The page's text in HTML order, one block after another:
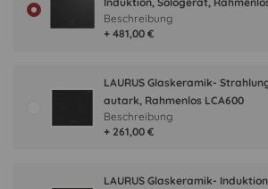
+ 481,00 €
Beschreibung
LAURUS Glaskeramik-
autark, Rahmenlos LCA600
+ 261,00 €
Beschreibung
LAURUS Glaskeramik-